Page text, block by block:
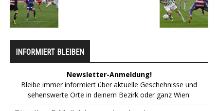
INFORMIERT BLEIBEN
Newsletter-Anmeldung!
Bleibe immer informiert über aktuelle Geschehnisse und
sehenswerte Orte in deinem Bezirk oder ganz Wien.